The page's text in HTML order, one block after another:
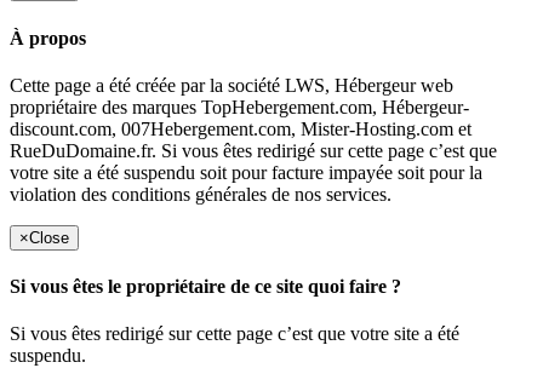
À propos
Cette page a été créée par la société LWS, Hébergeur web
propriétaire des marques TopHebergement.com, Hébergeur-
discount.com, 007Hebergement.com, Mister-Hosting.com et
RueDuDomaine.fr. Si vous êtes redirigé sur cette page c’est que
votre site a été suspendu soit pour facture impayée soit pour la
violation des conditions générales de nos services.
×Close
Si vous êtes le propriétaire de ce site quoi faire ?
Si vous êtes redirigé sur cette page c’est que votre site a été
suspendu.